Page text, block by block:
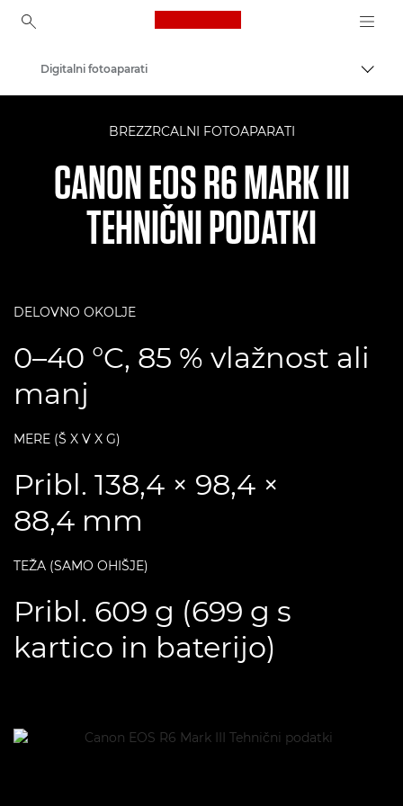
Canon Logo, back to
Digitalni fotoaparati
BREZZRCALNI FOTOAPARATI
CANON EOS R6 MARK III
TEHNIČNI PODATKI
DELOVNO OKOLJE
0–40 °C, 85 % vlažnost ali
manj
MERE (Š X V X G)
Pribl. 138,4 × 98,4 ×
88,4 mm
TEŽA (SAMO OHIŠJE)
Pribl. 609 g (699 g s
kartico in baterijo)